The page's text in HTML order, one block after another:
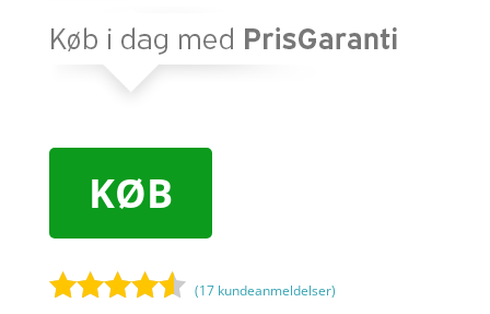
KØB
(17 kundeanmeldelser)